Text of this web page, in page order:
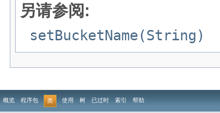
另请参阅:
setBucketName(String)
概览 程序包 类 使用 树 已过时 索引 帮助